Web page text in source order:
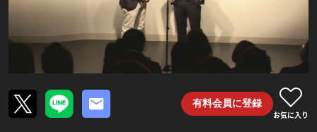
有料会員に登録
お気に入り